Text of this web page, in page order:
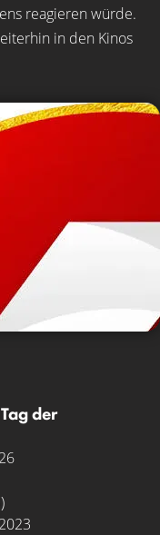
reagieren würde.
in den Kinos
der